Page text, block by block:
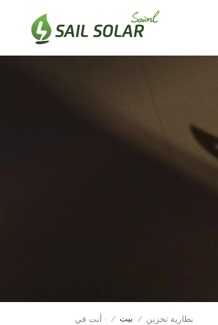
أنت في : / بيت / بطارية تخزين